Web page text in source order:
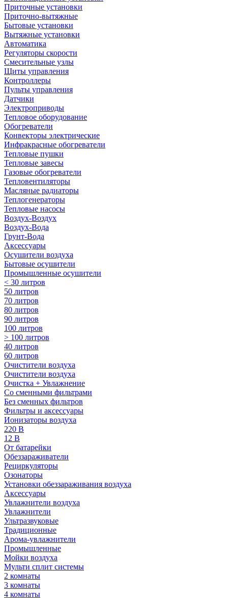
Приточные установки
Приточно-вытяжные
Бытовые установки
Вытяжные установки
Автоматика
Регуляторы скорости
Смесительные узлы
Щиты управления
Контроллеры
Пульты управления
Датчики
Электроприводы
Тепловое оборудование
Обогреватели
Конвекторы электрические
Инфракрасные обогреватели
Тепловые пушки
Тепловые завесы
Газовые обогреватели
Тепловентиляторы
Масляные радиаторы
Теплогенераторы
Тепловые насосы
Воздух-Воздух
Воздух-Вода
Грунт-Вода
Аксессуары
Осушители воздуха
Бытовые осушители
Промышленные осушители
< 30 литров
50 литров
70 литров
80 литров
90 литров
100 литров
> 100 литров
40 литров
60 литров
Очистители воздуха
Очистители воздуха
Очистка + Увлажнение
Cо сменными фильтрами
Без сменных фильтров
Фильтры и аксессуары
Ионизаторы воздуха
220 В
12 В
От батарейки
Обеззараживатели
Рециркуляторы
Озонаторы
Установки обеззараживания воздуха
Аксессуары
Увлажнители воздуха
Увлажнители
Ультразвуковые
Традиционные
Арома-увлажнители
Промышленные
Мойки воздуха
Мульти сплит системы
2 комнаты
3 комнаты
4 комнаты